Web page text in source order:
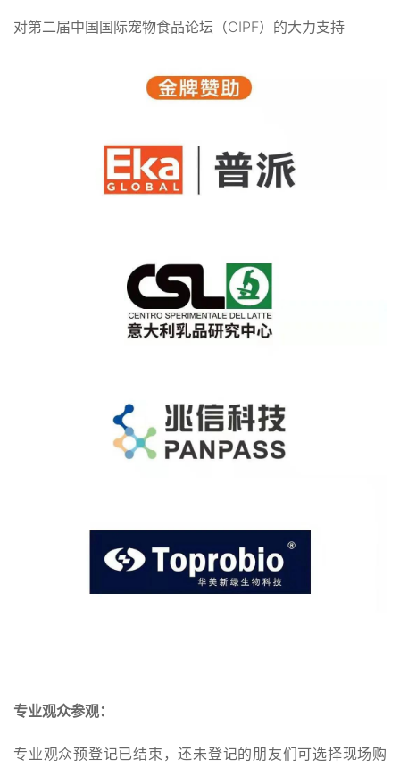
对第二届中国国际宠物食品论坛（CIPF）的大力支持
专业观众参观：
专业观众预登记已结束，还未登记的朋友们可选择现场购